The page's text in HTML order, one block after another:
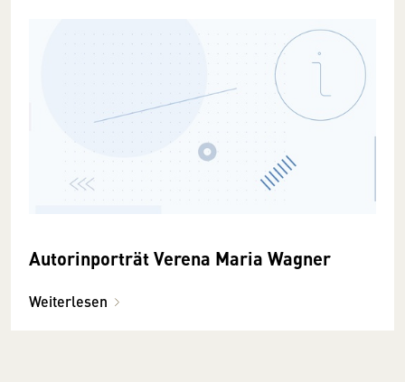
Autorinporträt Verena Maria Wagner
Weiterlesen